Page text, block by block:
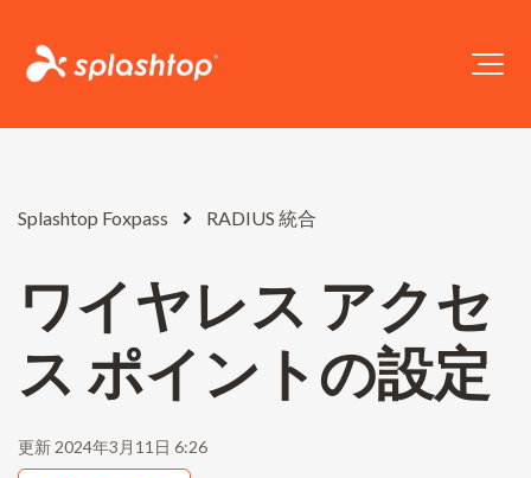
Splashtop Foxpass RADIUS 統合
ワイヤレス アクセ
ス ポイントの設定
更新 2024年3月11日 6:26